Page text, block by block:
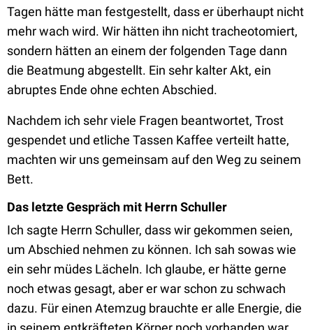
Tagen hätte man festgestellt, dass er überhaupt nicht
mehr wach wird. Wir hätten ihn nicht tracheotomiert,
sondern hätten an einem der folgenden Tage dann
die Beatmung abgestellt. Ein sehr kalter Akt, ein
abruptes Ende ohne echten Abschied.
Nachdem ich sehr viele Fragen beantwortet, Trost
gespendet und etliche Tassen Kaffee verteilt hatte,
machten wir uns gemeinsam auf den Weg zu seinem
Bett.
Das letzte Gespräch mit Herrn Schuller
Ich sagte Herrn Schuller, dass wir gekommen seien,
um Abschied nehmen zu können. Ich sah sowas wie
ein sehr müdes Lächeln. Ich glaube, er hätte gerne
noch etwas gesagt, aber er war schon zu schwach
dazu. Für einen Atemzug brauchte er alle Energie, die